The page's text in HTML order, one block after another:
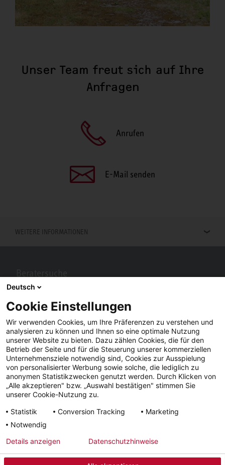
Unser Team freut sich auf Ihre
Anfragen
Anrufen
E-Mail senden
WEITERE INFORMATIONEN
Berater in Ihrer Nähe gesucht? Mit STIEBEL ELTRON kein Problem.
Impressum AGB Datenschutz Lieferfristen
Facebook YouTube LinkedIn
Instagram
Deutsch
Cookie Einstellungen
Wir verwenden Cookies, um Ihre Präferenzen zu verstehen und
analysieren zu können und Ihnen so eine optimale Nutzung
unserer Website zu bieten. Dazu zählen Cookies, die für den
Betrieb der Seite und für die Steuerung unserer kommerziellen
Unternehmensziele notwendig sind, Cookies zur Ausspielung
von personalisierter Werbung sowie solche, die lediglich zu
anonymen Statistikzwecken genutzt werden. Durch Klicken von
„Alle akzeptieren" bzw. „Auswahl bestätigen" stimmen Sie
unserer Cookie-Nutzung zu.
Statistik
Conversion Tracking
Marketing
Notwendig
Details anzeigen Datenschutzhinweise